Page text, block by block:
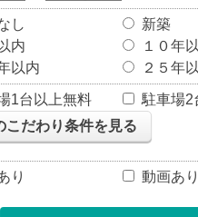
し 新築
内
１０年
以内
２５年
1台以上無料 駐車場2
こだわり条件を見る
り 動画あり